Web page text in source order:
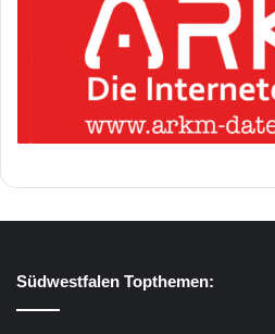
Südwestfalen Topthemen: